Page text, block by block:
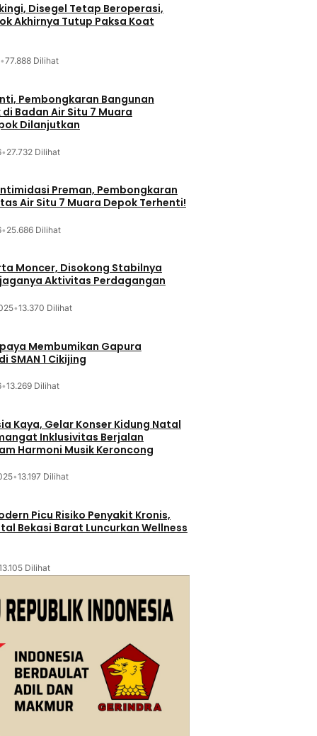
Disegel Tetap Beroperasi,
Akhirnya Tutup Paksa Koat
•77.888 Dilihat
Pembongkaran Bangunan
Badan Air Situ 7 Muara
Dilanjutkan
• 27.732 Dilihat
Preman, Pembongkaran
Air Situ 7 Muara Depok Terhenti!
• 25.686 Dilihat
Moncer, Disokong Stabilnya
Aktivitas Perdagangan
•13.370 Dilihat
Membumikan Gapura
SMAN 1 Cikijing
•13.269 Dilihat
Kaya, Gelar Konser Kidung Natal
Inklusivitas Berjalan
Harmoni Musik Keroncong
•13.197 Dilihat
Picu Risiko Penyakit Kronis,
Bekasi Barat Luncurkan Wellness
Dilihat